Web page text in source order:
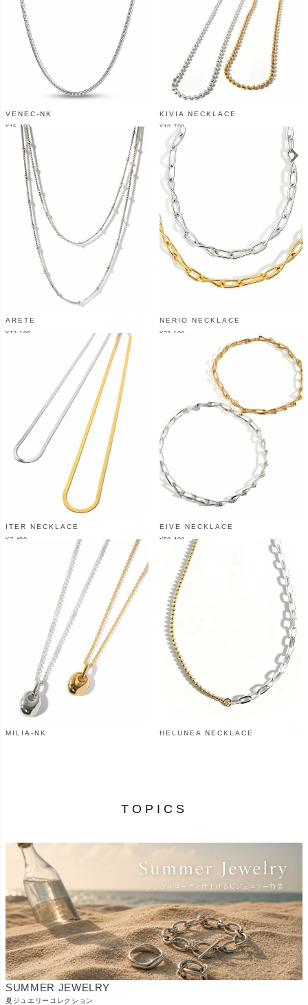
VENEC-NK
¥ 15,400（税込）
KIVIA NECKLACE
¥ 18,700（税込）
ARETE
¥ 12,100
NERIO NECKLACE
¥23,100
ITER NECKLACE
¥7,480
EIVE NECKLACE
¥59,400 （税込）
MILIA-NK HELUNEA NECKLACE
TOPICS
SUMMER JEWELRY
夏ジュエリーコレクション